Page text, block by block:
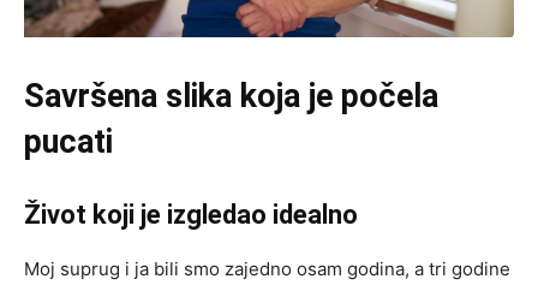
Savršena slika koja je počela
pucati
Život koji je izgledao idealno
Moj suprug i ja bili smo zajedno osam godina, a tri godine